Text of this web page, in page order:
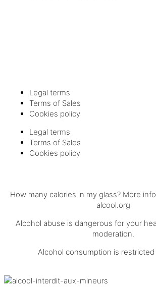
Legal terms
Terms of Sales
Cookies policy
Legal terms
Terms of Sales
Cookies policy
How many calories in my glass? More
alcool.org
Alcohol abuse is dangerous for your
moderation.
Alcohol consumption is